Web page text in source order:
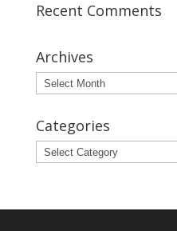
Recent Comments
Archives
Archives
Categories
Categories